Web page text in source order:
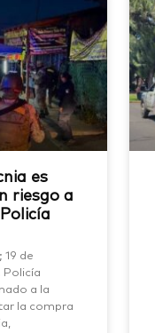
es
riesgo a
19 de
Policía
a la
la compra